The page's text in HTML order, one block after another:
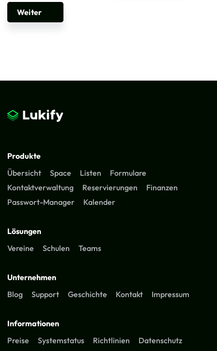
Weiter
Produkte
Übersicht
Space Listen
Formulare
Kontaktverwaltung
Reservierungen
Finanzen
Passwort-Manager
Kalender
Lösungen
Vereine
Schulen Teams
Unternehmen
Blog
Support Geschichte Kontakt Impressum
Informationen
Preise
Systemstatus Richtlinien
Datenschutz